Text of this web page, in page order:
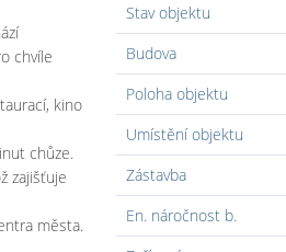
chvíle
kino
chůze.
zajišťuje
města.
Stav objektu
Budova
Poloha objektu
Umístění objektu
Zástavba
En. náročnost b.